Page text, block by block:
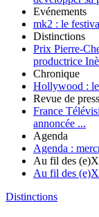
Evénements
mk2 : le
Distinctions
Prix Pierre-
productrice
Chronique
Hollywood :
Revue de
France
annoncée ...
Agenda
Agenda :
Au fil des
Au fil des
Distinctions